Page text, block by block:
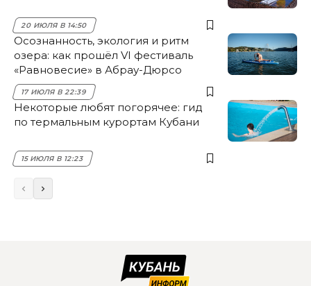
20 ИЮЛЯ В 14:50
Осознанность, экология и ритм
озера: как прошёл VI фестиваль
«Равновесие» в Абрау-Дюрсо
17 ИЮЛЯ В 22:39
Некоторые любят погорячее: гид
по термальным курортам Кубани
15 ИЮЛЯ В 12:23